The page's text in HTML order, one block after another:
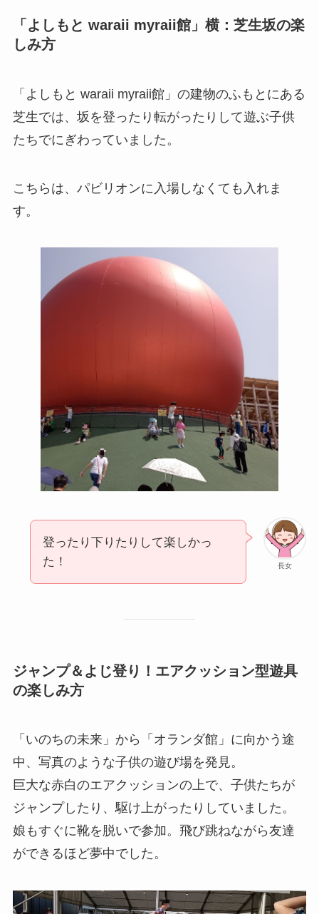
「 よしもと waraii myraii館」横：芝生坂の楽
しみ方
「よしもと waraii myraii館」の建物のふもとにある
芝生では、坂を登ったり転がったりして遊ぶ子供
たちでにぎわっていました。
こちらは、パビリオンに入場しなくても入れま
す。
長女
登ったり下りたりして楽しかっ
た！
ジャンプ＆よじ登り！エアクッション型遊具
の楽しみ方
「いのちの未来」から「オランダ館」に向かう途
中、写真のような子供の遊び場を発見。
巨大な赤白のエアクッションの上で、子供たちが
ジャンプしたり、駆け上がったりしていました。
娘もすぐに靴を脱いで参加。飛び跳ねながら友達
ができるほど夢中でした。